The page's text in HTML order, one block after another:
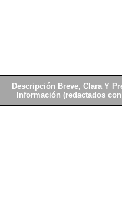
Descripción Breve, Clara Y
Información (redactados